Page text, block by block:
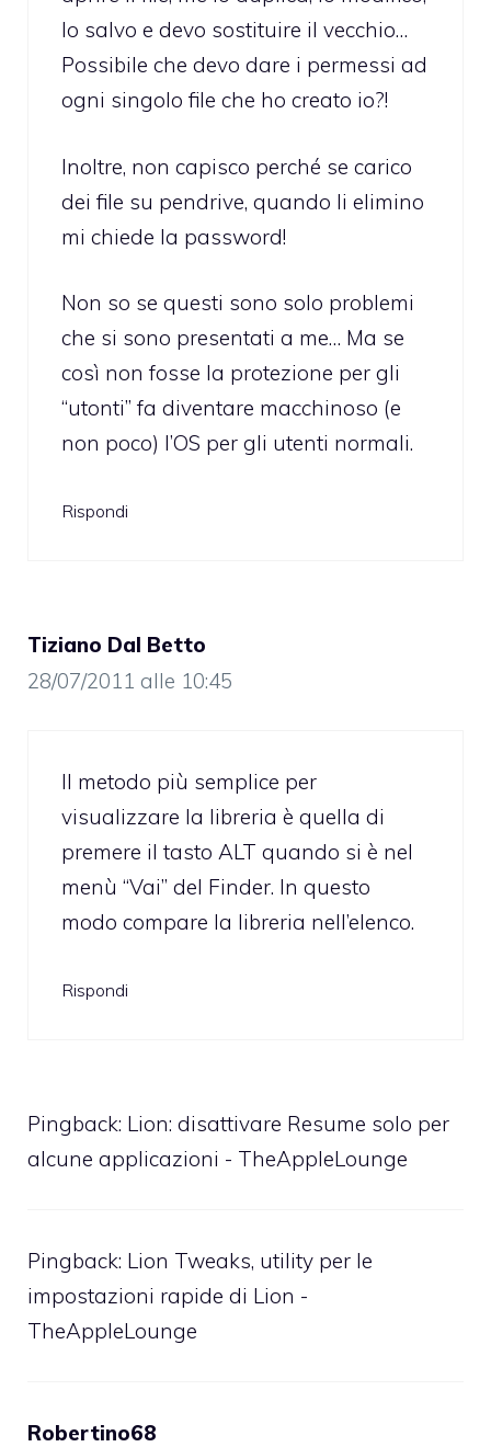
lo salvo e devo sostituire il vecchio…
Possibile che devo dare i permessi ad
ogni singolo file che ho creato io?!
Inoltre, non capisco perché se carico
dei file su pendrive, quando li elimino
mi chiede la password!
Non so se questi sono solo problemi
che si sono presentati a me… Ma se
così non fosse la protezione per gli
“utonti” fa diventare macchinoso (e
non poco) l’OS per gli utenti normali.
Rispondi
Tiziano Dal Betto
28/07/2011 alle 10:45
Il metodo più semplice per
visualizzare la libreria è quella di
premere il tasto ALT quando si è nel
menù “Vai” del Finder. In questo
modo compare la libreria nell’elenco.
Rispondi
Pingback: Lion: disattivare Resume solo per
alcune applicazioni - TheAppleLounge
Pingback: Lion Tweaks, utility per le
impostazioni rapide di Lion -
TheAppleLounge
Robertino68